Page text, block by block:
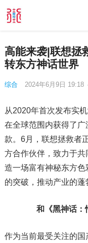
高能来袭|联想拯
转东方神话世界
综合 2024年6月9日 19:18 ·
从2020年首次发布实
在全球范围内获得了
款。6月，联想拯救者
方合作伙伴，致力于
造一场富有神秘东方
的突破，推动产业的蓬
和《黑神话：
作为当前最受关注的